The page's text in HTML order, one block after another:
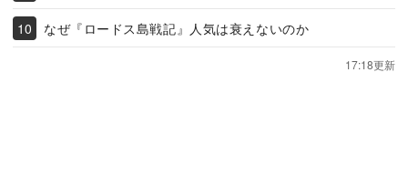
なぜ『ロードス島戦記』人気は衰えないのか
17:18更新